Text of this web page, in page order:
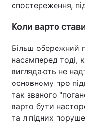
спостереження,
Коли варто
Більш обережний
насамперед тоді,
виглядають не
основному про
так званого
варто бути
та ліпідних